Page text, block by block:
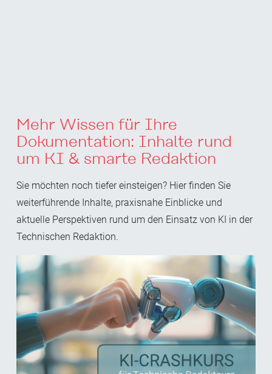
Mehr Wissen für Ihre
Dokumentation: Inhalte rund
um KI & smarte Redaktion
Sie möchten noch tiefer einsteigen? Hier finden Sie
weiterführende Inhalte, praxisnahe Einblicke und
aktuelle Perspektiven rund um den Einsatz von KI in der
Technischen Redaktion.